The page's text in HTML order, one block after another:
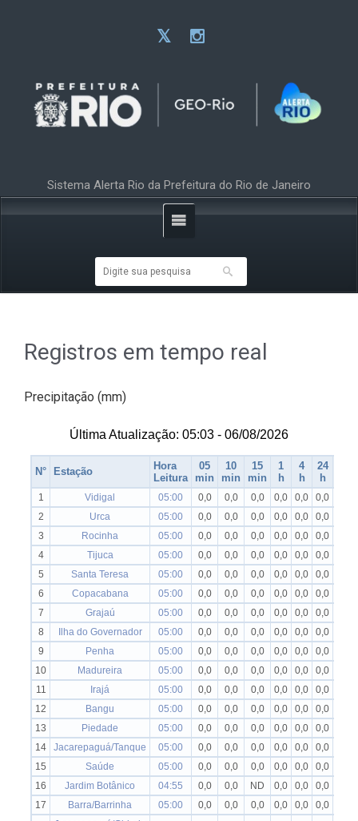
Sistema Alerta Rio da Prefeitura do Rio de Janeiro
Registros em tempo real
Precipitação (mm)